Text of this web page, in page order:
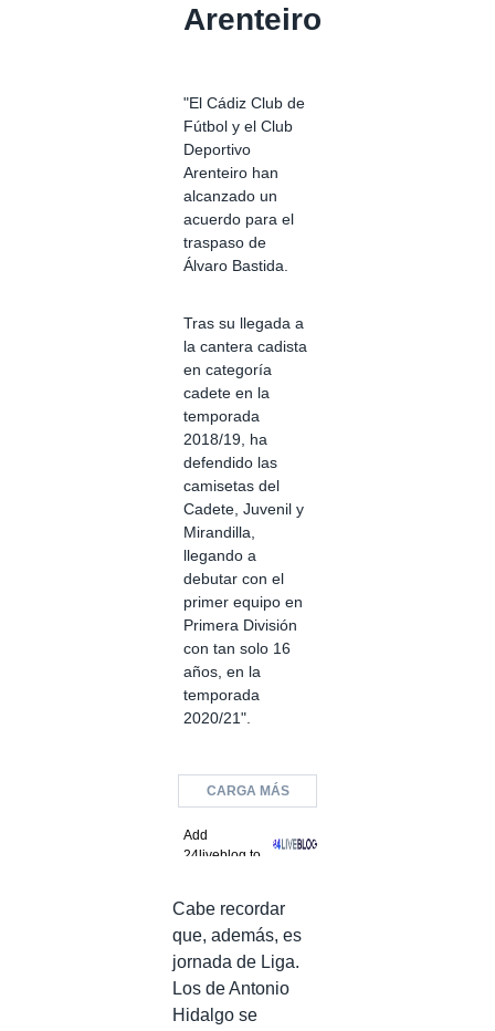
Arenteiro
"El Cádiz Club de
Fútbol y el Club
Deportivo
Arenteiro han
alcanzado un
acuerdo para el
traspaso de
Álvaro Bastida.
Tras su llegada a
la cantera cadista
en categoría
cadete en la
temporada
2018/19, ha
defendido las
camisetas del
Cadete, Juvenil y
Mirandilla,
llegando a
debutar con el
primer equipo en
Primera División
con tan solo 16
años, en la
temporada
2020/21".
CARGA MÁS
Add
24liveblog to
Cabe recordar
que, además, es
jornada de Liga.
Los de Antonio
Hidalgo se